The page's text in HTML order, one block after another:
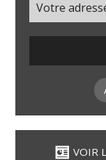
VOIR